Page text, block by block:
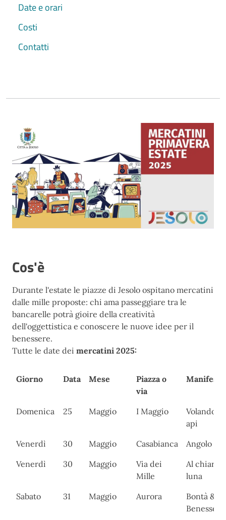
Date e orari
Costi
Contatti
Cos'è
Durante l'estate le piazze di Jesolo ospitano mercatini
dalle mille proposte: chi ama passeggiare tra le
bancarelle potrà gioire della creatività
dell'oggettistica e conoscere le nuove idee per il
benessere.
Tutte le date dei mercatini 2025:
Giorno Data Mese
Piazza o
via
Giorno Data Mese
Piazza o
Domenica 25 Maggio I Maggio
Volando
api
Venerdì
30 Maggio Casabianca
Angolo
Venerdì
30 Maggio
Via dei
Mille
Al chiaro
luna
Sabato
31 Maggio Aurora
Bontà &
Benessere